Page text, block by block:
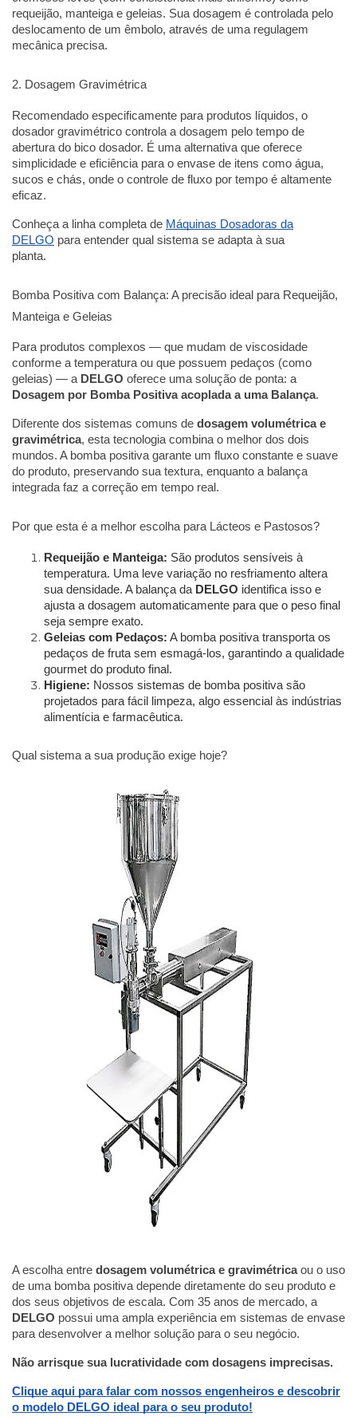
requeijão, manteiga e geleias. Sua dosagem é controlada pelo
deslocamento de um êmbolo, através de uma regulagem
mecânica precisa.
2. Dosagem Gravimétrica
Recomendado especificamente para produtos líquidos, o
dosador gravimétrico controla a dosagem pelo tempo de
abertura do bico dosador. É uma alternativa que oferece
simplicidade e eficiência para o envase de itens como água,
sucos e chás, onde o controle de fluxo por tempo é altamente
eficaz.
Conheça a linha completa de Máquinas Dosadoras da
DELGO para entender qual sistema se adapta à sua
planta.
Bomba Positiva com Balança: A precisão ideal para Requeijão,
Manteiga e Geleias
Para produtos complexos — que mudam de viscosidade
conforme a temperatura ou que possuem pedaços (como
geleias) — a DELGO oferece uma solução de ponta: a
Dosagem por Bomba Positiva acoplada a uma Balança.
Diferente dos sistemas comuns de dosagem volumétrica e
gravimétrica, esta tecnologia combina o melhor dos dois
mundos. A bomba positiva garante um fluxo constante e suave
do produto, preservando sua textura, enquanto a balança
integrada faz a correção em tempo real.
Por que esta é a melhor escolha para Lácteos e Pastosos?
Requeijão e Manteiga: São produtos sensíveis à
temperatura. Uma leve variação no resfriamento altera
sua densidade. A balança da DELGO identifica isso e
ajusta a dosagem automaticamente para que o peso final
seja sempre exato.
Geleias com Pedaços: A bomba positiva transporta os
pedaços de fruta sem esmagá-los, garantindo a qualidade
gourmet do produto final.
Higiene: Nossos sistemas de bomba positiva são
projetados para fácil limpeza, algo essencial às indústrias
alimentícia e farmacêutica.
Qual sistema a sua produção exige hoje?
A escolha entre dosagem volumétrica e gravimétricaou o uso
de uma bomba positiva depende diretamente do seu produto e
dos seus objetivos de escala. Com 35 anos de mercado, a
DELGO possui uma ampla experiência em sistemas de envase
para desenvolver a melhor solução para o seu negócio.
Não arrisque sua lucratividade com dosagens imprecisas.
Clique aqui para falar com nossos engenheiros e descobrir
o modelo DELGO ideal para o seu produto!